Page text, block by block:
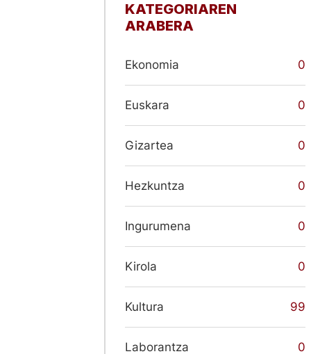
KATEGORIAREN
ARABERA
Ekonomia 0
Euskara 0
Gizartea 0
Hezkuntza 0
Ingurumena 0
Kirola 0
Kultura 99
Laborantza 0